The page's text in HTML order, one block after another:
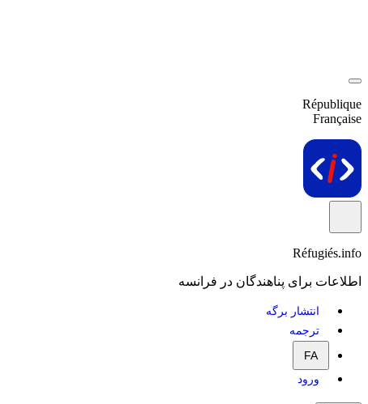
République
Française
Réfugiés.info
اطلاعات برای پناهندگان در فرانسه
انتشار برگه
ترجمه
FA
ورود